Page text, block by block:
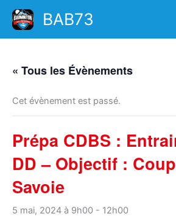
Aller
contenu
BAB73
« Tous les Évènements
Cet évènement est passé.
Prépa CDBS :
DD – Objectif :
Savoie
5 mai, 2024 à 9h00 - 12h00